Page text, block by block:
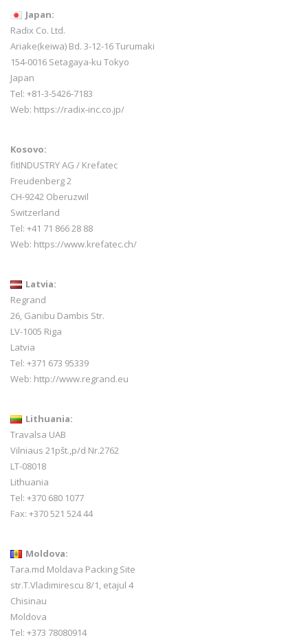
Japan:
Radix Co. Ltd.
Ariake(keiwa) Bd. 3-12-16 Turumaki
154-0016 Setagaya-ku Tokyo
Japan
Tel: +81-3-5426-7183
Web: https://radix-inc.co.jp/
Kosovo:
fitINDUSTRY AG / Krefatec
Freudenberg 2
CH-9242 Oberuzwil
Switzerland
Tel: +41 71 866 28 88
Web: https://www.krefatec.ch/
Latvia:
Regrand
26, Ganibu Dambis Str.
LV-1005 Riga
Latvia
Tel: +371 673 95339
Web: http://www.regrand.eu
Lithuania:
Travalsa UAB
Vilniaus 21pšt.,p/d Nr.2762
LT-08018
Lithuania
Tel: +370 680 1077
Fax: +370 521 524 44
Moldova:
Tara.md Moldava Packing Site
str.T.Vladimirescu 8/1, etajul 4
Chisinau
Moldova
Tel: +373 78080914